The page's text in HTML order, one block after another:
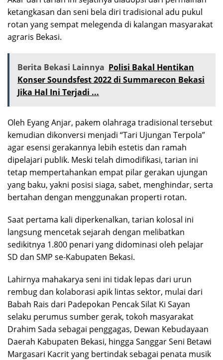
ketangkasan dan seni bela diri tradisional adu pukul
rotan yang sempat melegenda di kalangan masyarakat
agraris Bekasi.
Berita Bekasi Lainnya Polisi Bakal Hentikan
Konser Soundsfest 2022 di Summarecon Bekasi
Jika Hal Ini Terjadi ...
Oleh Eyang Anjar, pakem olahraga tradisional tersebut
kemudian dikonversi menjadi “Tari Ujungan Terpola”
agar esensi gerakannya lebih estetis dan ramah
dipelajari publik. Meski telah dimodifikasi, tarian ini
tetap mempertahankan empat pilar gerakan ujungan
yang baku, yakni posisi siaga, sabet, menghindar, serta
bertahan dengan menggunakan properti rotan.
Saat pertama kali diperkenalkan, tarian kolosal ini
langsung mencetak sejarah dengan melibatkan
sedikitnya 1.800 penari yang didominasi oleh pelajar
SD dan SMP se-Kabupaten Bekasi.
Lahirnya mahakarya seni ini tidak lepas dari urun
rembug dan kolaborasi apik lintas sektor, mulai dari
Babah Rais dari Padepokan Pencak Silat Ki Sayan
selaku perumus sumber gerak, tokoh masyarakat
Drahim Sada sebagai penggagas, Dewan Kebudayaan
Daerah Kabupaten Bekasi, hingga Sanggar Seni Betawi
Margasari Kacrit yang bertindak sebagai penata musik